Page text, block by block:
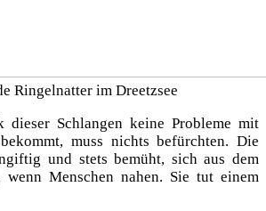
Ringelnatter im Dreetzsee
dieser Schlangen keine Probleme mit
muss nichts befürchten. Die
und stets bemüht, sich aus dem
wenn Menschen nahen. Sie tut einem